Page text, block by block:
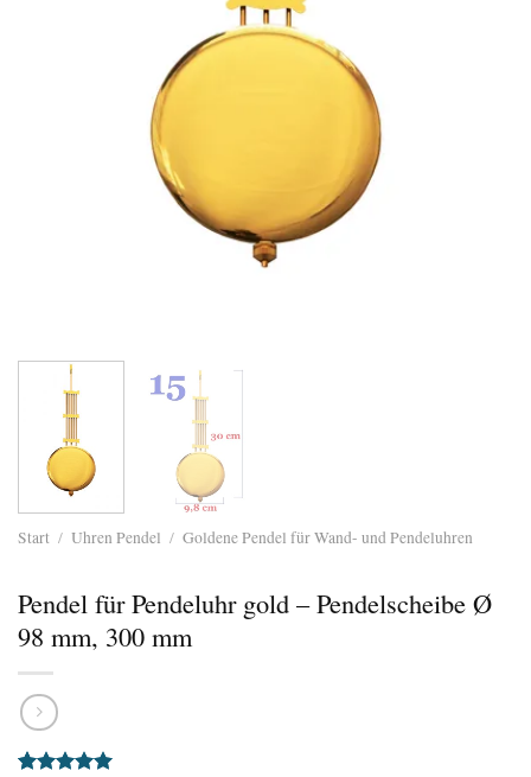
Start / Uhren Pendel / Goldene Pendel für Wand- und Pendeluhren
Pendel für Pendeluhr gold – Pendelscheibe Ø
98 mm, 300 mm